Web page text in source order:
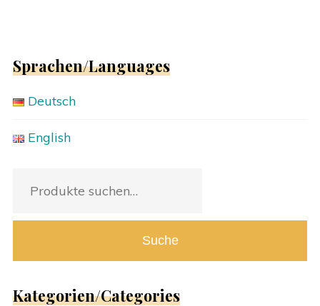
Sprachen/Languages
Deutsch
English
Suche
Kategorien/Categories